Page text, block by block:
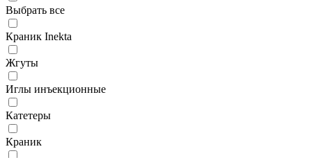
Выбрать все
Краник Inekta
Жгуты
Иглы инъекционные
Катетеры
Краник